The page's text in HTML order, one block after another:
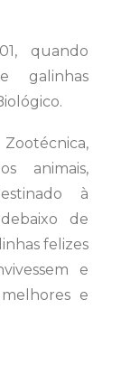
quando
galinhas
animais,
à
de
felizes
e
e